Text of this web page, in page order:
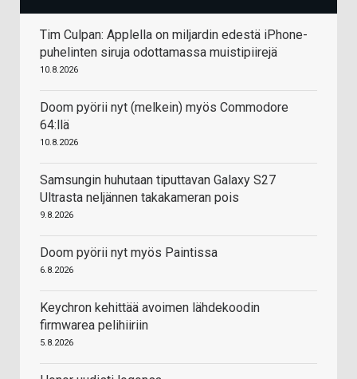
Tim Culpan: Applella on miljardin edestä iPhone-
puhelinten siruja odottamassa muistipiirejä
10.8.2026
Doom pyörii nyt (melkein) myös Commodore
64:llä
10.8.2026
Samsungin huhutaan tiputtavan Galaxy S27
Ultrasta neljännen takakameran pois
9.8.2026
Doom pyörii nyt myös Paintissa
6.8.2026
Keychron kehittää avoimen lähdekoodin
firmwarea pelihiiriin
5.8.2026